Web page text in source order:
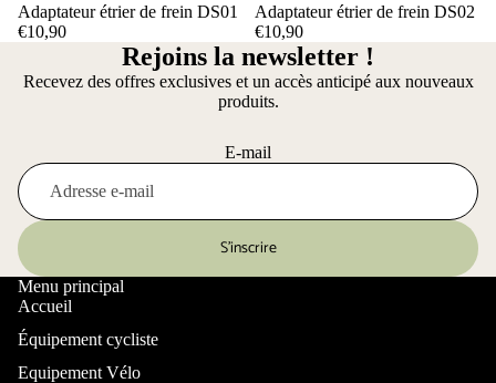
Adaptateur étrier de frein DS01
€10,90
Adaptateur étrier de frein DS02
€10,90
Rejoins la newsletter !
Recevez des offres exclusives et un accès anticipé aux nouveaux
produits.
E-mail
S’inscrire
Menu principal
Accueil
Équipement cycliste
Equipement Vélo